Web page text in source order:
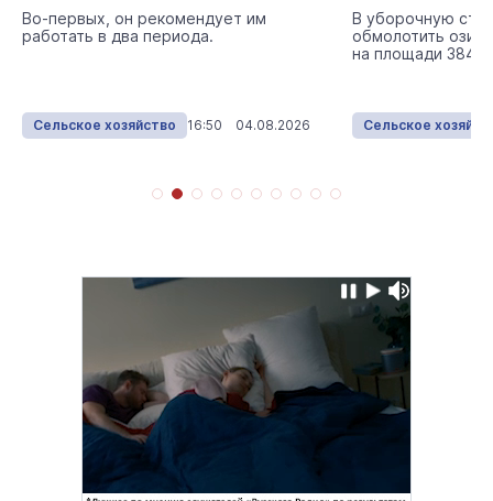
Во-первых, он рекомендует им
работать в два периода.
Сельское хозяйство 16:50 04.08.2026
В уборочную
обмолотить
на площади 3843
Сельское